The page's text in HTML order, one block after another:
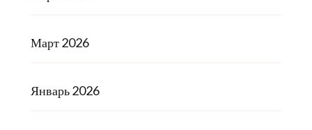
Март 2026
Январь 2026